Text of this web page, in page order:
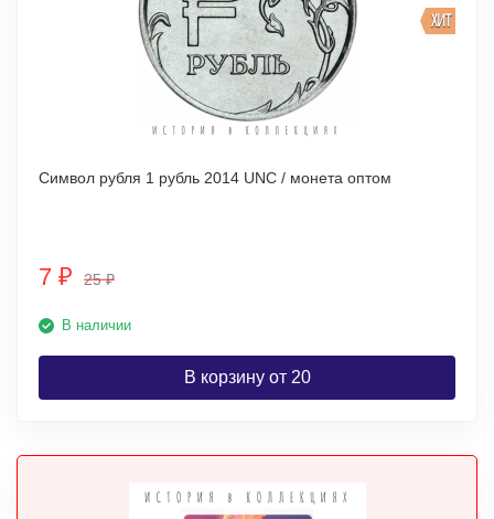
ХИТ
Символ рубля 1 рубль 2014 UNC / монета оптом
7 ₽ 25₽
В наличии
В корзину от 20